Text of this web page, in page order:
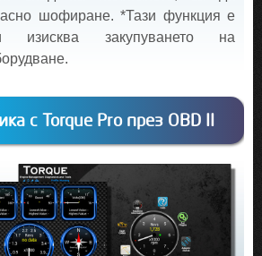
шофиране. *Тази функция е
изисква закупуването на
с Torque Pro през OBD II